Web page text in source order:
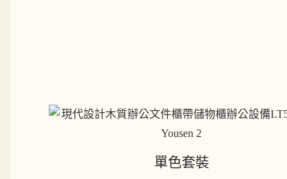
單色套裝